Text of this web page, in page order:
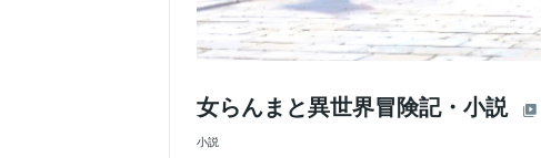
女らんまと異世界冒険記・小説
小説